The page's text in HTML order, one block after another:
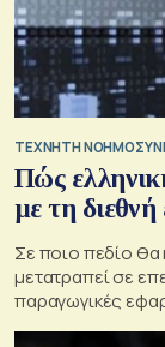
TΕΧΝΗΤΗ
Πώς
με τη
Σε ποιο πεδίο θα
μετατραπεί σε
παραγωγικές